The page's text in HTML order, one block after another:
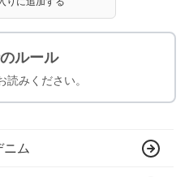
ルール
読みください。
ニム